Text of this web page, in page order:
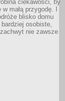
ciekawości, by
małą przygodę. I
blisko domu
osobiste,
nie zawsze